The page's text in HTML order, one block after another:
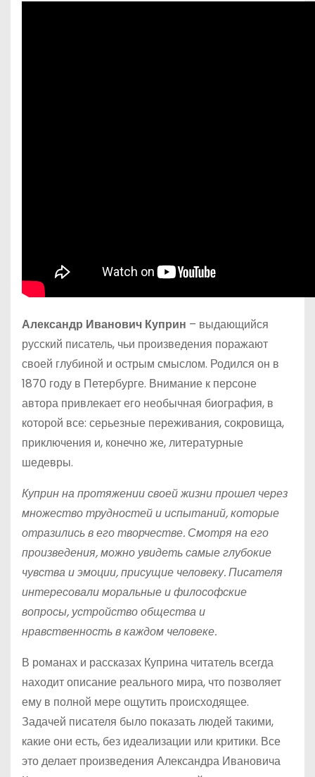
Александр Иванович Куприн – выдающийся
русский писатель, чьи произведения поражают
своей глубиной и острым смыслом. Родился он в
1870 году в Петербурге. Внимание к персоне
автора привлекает его необычная биография, в
которой все: серьезные переживания, сокровища,
приключения и, конечно же, литературные
шедевры.
Куприн на протяжении своей жизни прошел через
множество трудностей и испытаний, которые
отразились в его творчестве. Смотря на его
произведения, можно увидеть самые глубокие
чувства и эмоции, присущие человеку. Писателя
интересовали моральные и философские
вопросы, устройство общества и
нравственность в каждом человеке.
В романах и рассказах Куприна читатель всегда
находит описание реального мира, что позволяет
ему в полной мере ощутить происходящее.
Задачей писателя было показать людей такими,
какие они есть, без идеализации или критики. Все
это делает произведения Александра Ивановича